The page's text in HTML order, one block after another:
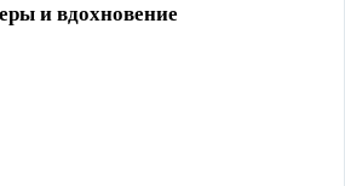
и вдохновение